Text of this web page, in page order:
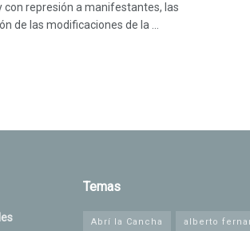
represión a manifestantes, las
de las modificaciones de la ...
Temas
Abrí la Cancha alberto